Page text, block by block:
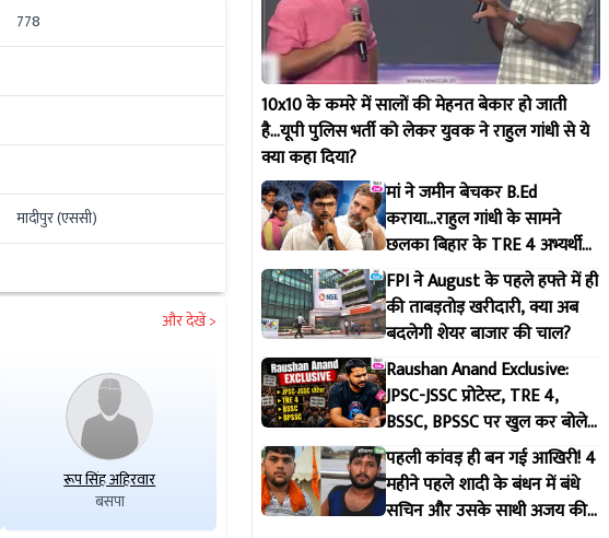
778
मादीपुर (एससी)
और देखें >
रूप सिंह अहिरवार
बसपा
धर्मवीर
आईएनडी
रणधीर सिंह टांडी
जेएमबीपी
10x10 के कमरे में सालों की मेहनत बेकार हो जाती
है...यूपी पुलिस भर्ती को लेकर युवक ने राहुल गांधी से ये
क्या कहा दिया?
मां ने जमीन बेचकर B.Ed
कराया...राहुल गांधी के सामने
छलका बिहार के TRE 4 अभ्यर्थी
का दर्द
FPI ने August के पहले हफ्ते में ही
की ताबड़तोड़ खरीदारी, क्या अब
बदलेगी शेयर बाजार की चाल?
Raushan Anand Exclusive:
JPSC-JSSC प्रोटेस्ट, TRE 4,
BSSC, BPSSC पर खुल कर बोले
रौशन सर
पहली कांवड़ ही बन गई आखिरी! 4
महीने पहले शादी के बंधन में बंधे
सचिन और उसके साथी अजय की